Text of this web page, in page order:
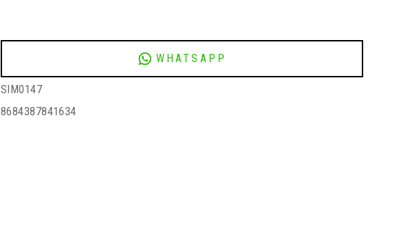
WHATSAPP
SIM0147
8684387841634